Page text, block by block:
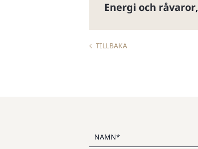
Energi och råvaror,
TILLBAKA